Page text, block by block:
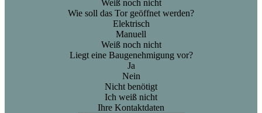
Weiß noch nicht
Wie soll das Tor geöffnet werden?
Elektrisch
Manuell
Weiß noch nicht
Liegt eine Baugenehmigung vor?
Ja
Nein
Nicht benötigt
Ich weiß nicht
Ihre Kontaktdaten